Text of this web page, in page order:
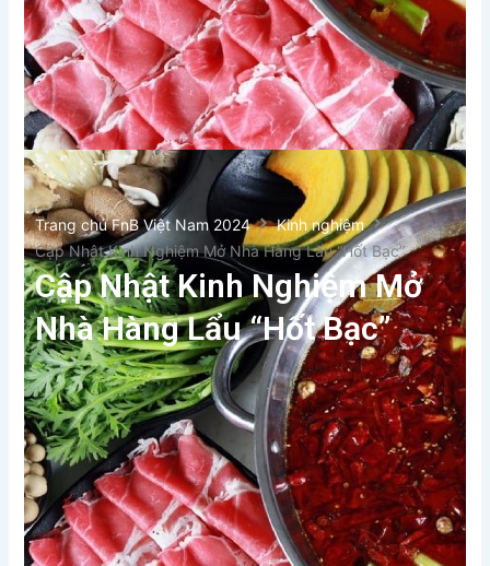
Trang chủ FnB Việt Nam 2024
Kinh nghiệm
Cập Nhật Kinh Nghiệm Mở Nhà Hàng Lẩu “Hốt Bạc”
Cập Nhật Kinh Nghiệm Mở
Nhà Hàng Lẩu “Hốt Bạc”